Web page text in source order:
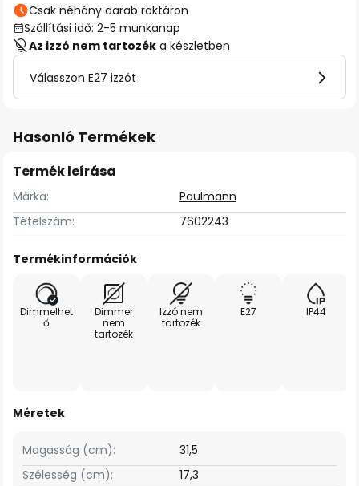
Csak néhány darab raktáron
Szállítási idő: 2-5 munkanap
Az izzó nem tartozék a készletben
Válasszon E27 izzót
Hasonló Termékek
Termék leírása
Márka:
Paulmann
Tételszám:
7602243
Termékinformációk
Dimmelhet
ő
Dimmer
nem
tartozék
Izzó nem
tartozék
E27 IP44
Méretek
Szélesség (cm): 17,3
Magasság (cm): 31,5